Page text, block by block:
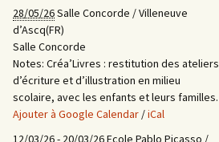
28/05/26Salle Concorde / Villeneuve
d’Ascq(FR)
Salle Concorde
Notes: Créa’Livres : restitution des ateliers
d’écriture et d’illustration en milieu
scolaire, avec les enfants et leurs familles.
Ajouter à Google Calendar /iCal
12/03/26- 20/03/26Ecole Pablo Picasso /